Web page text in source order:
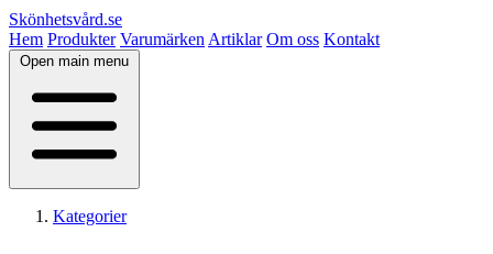
Skönhetsvård.se
Hem Produkter Varumärken Artiklar Om oss Kontakt
Open main menu
Kategorier